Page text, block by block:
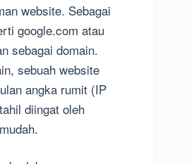
website. Sebagai
google.com atau
sebagai domain.
sebuah website
angka rumit (IP
diingat oleh